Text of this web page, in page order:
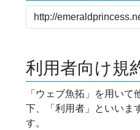
利用者向け規
「ウェブ魚拓」を用い
下、「利用者」といいま
す。